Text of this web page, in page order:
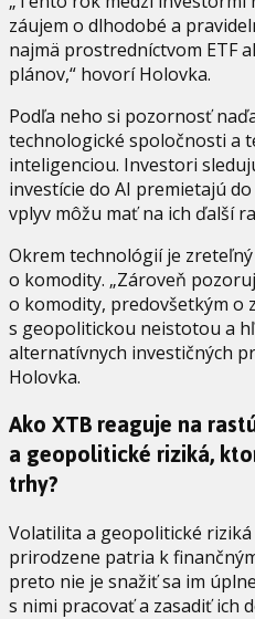
záujem o dlhodobé a
najmä prostredníctvom ETF
plánov,“ hovorí Holovka.
Podľa neho si pozornosť
technologické spoločnosti a
inteligenciou. Investori
investície do AI premietajú
vplyv môžu mať na ich ďalší
Okrem technológií je zreteľný
o komodity. „Zároveň
o komodity, predovšetkým o
s geopolitickou neistotou a
alternatívnych investičných
Holovka.
Ako XTB reaguje na
a geopolitické riziká,
trhy?
Volatilita a geopolitické
prirodzene patria k
preto nie je snažiť sa im
s nimi pracovať a zasadiť ich